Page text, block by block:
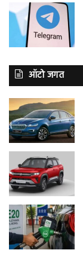
ऑटो जगत